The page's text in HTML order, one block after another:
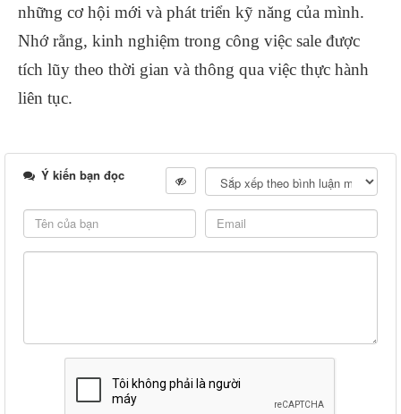
những cơ hội mới và phát triển kỹ năng của mình.
Nhớ rằng, kinh nghiệm trong công việc sale được
tích lũy theo thời gian và thông qua việc thực hành
liên tục.
Ý kiến bạn đọc